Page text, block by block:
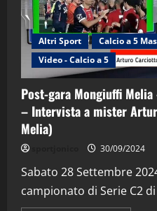
Altri Sport Calcio a 5
Video - Calcio a 5
Post-gara Mongiuffi
– Intervista a mister
Melia)
30/09/2024
Sabato 28 Settembre
campionato di Serie C2
2
(Martedi
28/04/